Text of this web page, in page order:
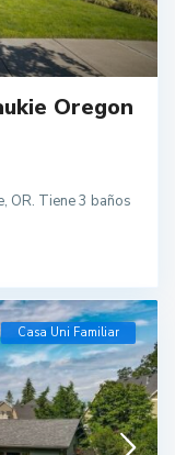
Oregon
OR. Tiene 3 baños
Casa Uni Familiar